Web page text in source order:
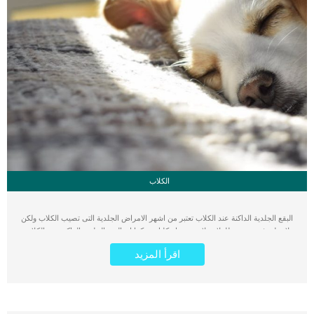
الكلاب
البقع الجلدية الداكنة عند الكلاب تعتبر من اشهر الامراض الجلدية التى تصيب الكلاب ولكن
لا تقلق فهى تخضع للعلاج ولا تهدد حياة كلبك. كما ان البقع الجلدية الداكنة عند الكلاب
اصابة لها أسباب مختلفة ويعتمد علاجها على شدتها وفي أي مرحلة من الخطورة. فى هذه
المقال سوف نتعرف على البقع الجلدية الداكنة عند الكلاب و ماهيتها وأسبابها وعلاجها
والوقاية منها وكيف تبدو على جلد الكلب حتى تتمكن من التعرف عليها فور ظهورها
اقرأ المزيد